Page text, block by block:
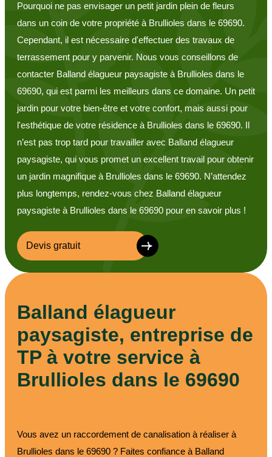
Pourquoi ne pas envisager un petit jardin plein de fleurs
dans un coin de votre propriété à Brullioles dans le 69690.
Cependant, il est nécessaire d'effectuer des travaux de
terrassement pour y parvenir. Nous vous conseillons de
contacter Balland élagueur paysagiste à Brullioles dans le
69690, qui est parmi les meilleurs dans ce domaine. Un petit
jardin pour votre bien-être et votre confort, mais aussi pour
l'esthétique de votre résidence à Brullioles dans le 69690. Il
n’est pas trop tard pour travailler avec Balland élagueur
paysagiste, qui vous promet un excellent travail pour obtenir
un jardin magnifique à Brullioles dans le 69690. N’attendez
plus longtemps, rendez-vous chez Balland élagueur
paysagiste à Brullioles dans le 69690 pour en savoir plus !
Devis gratuit
Balland élagueur
paysagiste, entreprise de
TP à votre service à
Brullioles dans le 69690
Vous avez un raccordement de canalisation à réaliser à
Brullioles dans le 69690 ? Faites confiance à Balland